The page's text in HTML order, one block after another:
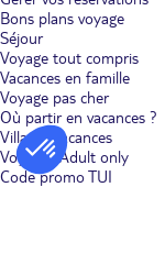
Bons plans voyage
Séjour
Voyage tout compris
Vacances en famille
Voyage pas cher
Où partir en vacances ?
Villages vacances
Voyages Adult only
Code promo TUI